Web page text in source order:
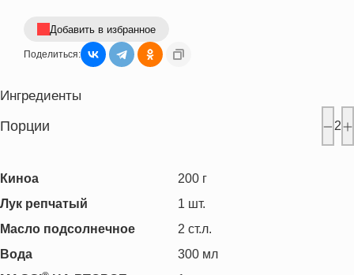
Добавить в избранное
Поделиться:
Ингредиенты
Порции 2
Киноа 200 г
Лук репчатый
1 шт.
Масло подсолнечное
2 ст.л.
Вода
300 мл